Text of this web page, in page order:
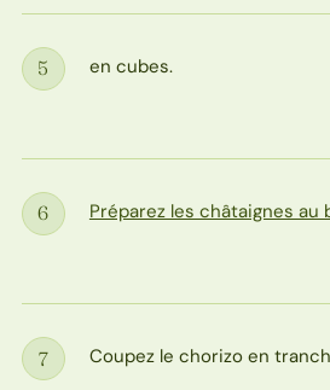
Étape
5 en cubes.
Étape
6 Préparez les châtaignes au
Étape
7 Coupez le chorizo en